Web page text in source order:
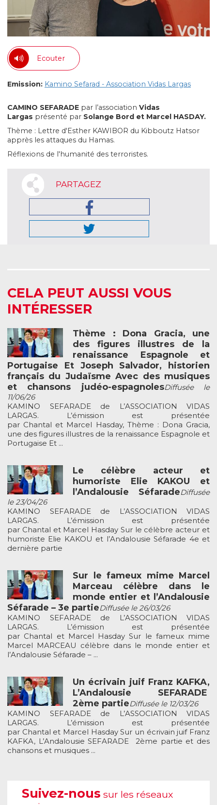
Ecouter
Emission: Kamino Sefarad - Association Vidas Largas
CAMINO SEFARADE par l’association Vidas
Largas présenté par Solange Bord et Marcel HASDAY.
Thème : Lettre d'Esther KAWIBOR du Kibboutz Hatsor
apprès les attaques du Hamas.
Réflexions de l'humanité des terroristes.
PARTAGEZ
CELA PEUT AUSSI VOUS
INTÉRESSER
Thème : Dona Gracia, une
des figures illustres de la
renaissance Espagnole et
Portugaise Et Joseph Salvador, historien
français du Judaïsme Avec des musiques
et chansons judéo-espagnolesDiffusée le
11/06/26
KAMINO SEFARADE de L’ASSOCIATION VIDAS
LARGAS. L’émission est présentée
par Chantal et Marcel Hasday, Thème : Dona Gracia,
une des figures illustres de la renaissance Espagnole et
Portugaise Et ...
Le célèbre acteur et
humoriste Elie KAKOU et
l’Andalousie SéfaradeDiffusée
le 23/04/26
KAMINO SEFARADE de L’ASSOCIATION VIDAS
LARGAS. L’émission est présentée
par Chantal et Marcel Hasday Sur le célèbre acteur et
humoriste Elie KAKOU et l’Andalousie Séfarade 4e et
dernière partie
Sur le fameux mime Marcel
Marceau célèbre dans le
monde entier et l’Andalousie
Séfarade – 3e partieDiffusée le 26/03/26
KAMINO SEFARADE de L’ASSOCIATION VIDAS
LARGAS. L’émission est présentée
par Chantal et Marcel Hasday Sur le fameux mime
Marcel MARCEAU célèbre dans le monde entier et
l’Andalousie Séfarade – ...
Un écrivain juif Franz KAFKA,
L’Andalousie SEFARADE
2ème partieDiffusée le 12/03/26
KAMINO SEFARADE de L’ASSOCIATION VIDAS
LARGAS. L’émission est présentée
par Chantal et Marcel Hasday Sur un écrivain juif Franz
KAFKA, L’Andalousie SEFARADE 2ème partie et des
chansons et musiques ...
Suivez-nous sur les réseaux